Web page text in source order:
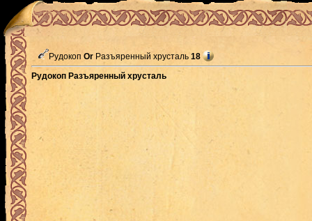
Рудокоп Or Разъяренный хрусталь 18
Рудокоп Разъяренный хрусталь